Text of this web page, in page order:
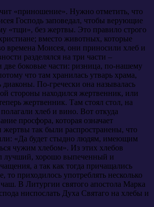
«приношение». Нужно отметить, что
Господь заповедал, чтобы верующие
«тщи», без жертвы. Это правило строго
вместо животных, которые
времена Моисея, они приносили хлеб и
разделялся на три части –
две боковые части: ризница, по-нашему
что там хранилась утварь храма,
диаконы. По-гречески она называлась
стороны находился жертвенник, или
жертвенник. Там стоял стол, на
хлеб и вино. Вот откуда
просфора, которая означает
так были распространены, что
«Да будет стыдно людям, имеющим
чужим хлебом». Из этих хлебов
лучший, хорошо выпеченный и
а так как тогда причащались
то приходилось употреблять несколько
чаш. В Литургии святого апостола Марка
ниспослать Духа Святаго на хлебы и